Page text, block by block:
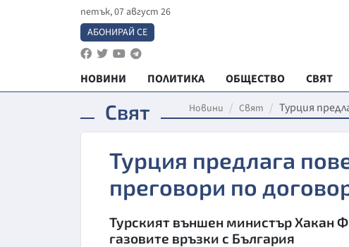
петък, 07 август 26
АБОНИРАЙ СЕ
НОВИНИ ПОЛИТИКА ОБЩЕСТВО СВЯТ
Свят Новини Свят Турция
Турция предлага
преговори по
Турският външен министър Хакан
газовите връзки с България